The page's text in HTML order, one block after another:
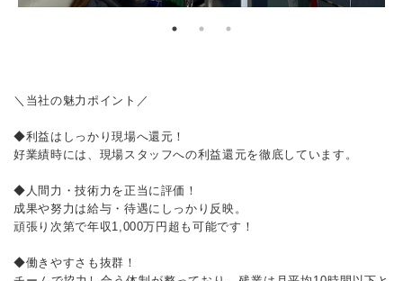
＼当社の魅力ポイント／
◆利益はしっかり現場へ還元！
好業績時には、現場スタッフへの利益還元を徹底しています。
◆人間力・技術力を正当に評価！
成果や努力は給与・待遇にしっかり反映。
頑張り次第で年収1,000万円超も可能です！
◆働きやすさも抜群！